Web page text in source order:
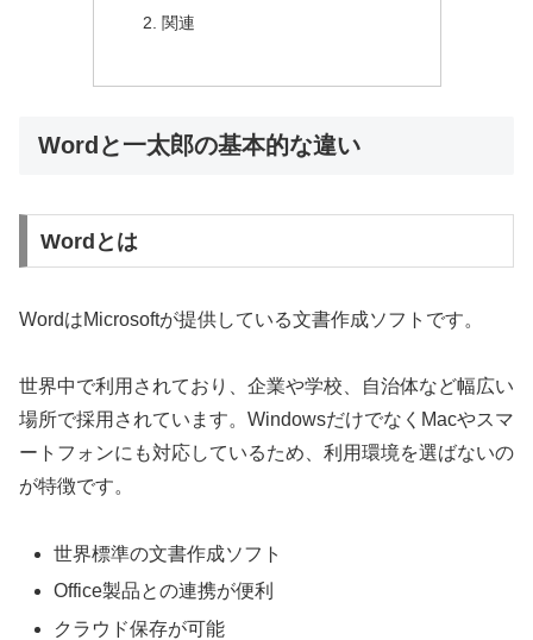
関連
Wordと一太郎の基本的な違い
Wordとは
WordはMicrosoftが提供している文書作成ソフトです。
世界中で利用されており、企業や学校、自治体など幅広い
場所で採用されています。WindowsだけでなくMacやスマ
ートフォンにも対応しているため、利用環境を選ばないの
が特徴です。
世界標準の文書作成ソフト
Office製品との連携が便利
クラウド保存が可能